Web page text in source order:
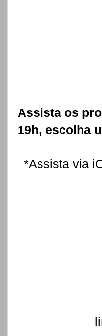
Assista os
19h, escolha
*Assista via